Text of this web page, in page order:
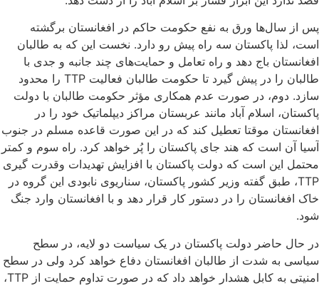
پس از سال‌ها ورق به نفع حکومت حاکم در افغانستان برگشته
است، لذا پاکستان سه راه پیش رو دارد. نخست این که به طالبان
افغانستان باج دهد و راه تعامل و حمایت‌های چند جانبه و جدی با
طالبان را در پیش گیرد تا حکومت طالبان فعالیت TTP را محدود
سازد. دوم، در صورت عدم همکاری مؤثر حکومت طالبان با دولت
پاکستان، اسلام آباد مانند عربستان مراکز دیپلماتیک خود را در
افغانستان موقتا تعطیل کند که در این صورت قاعده مسلم در جنوب
آسیا آن است که هند جای پاکستان را پُر خواهد کرد. راه سوم و کمتر
محتمل این است که دولت پاکستان با افزایش تهدیدات وقدرت گیری
TTP، طبق گفته وزیر کشور پاکستان، سناریوی نابودی این گروه در
خاک افغانستان را در دستور کار قرار دهد و با افغانستان وارد جنگ
شود.
در حال حاضر دولت پاکستان در یک سیاست دو لایه، در سطح
سیاسی به شدت از طالبان افغانستان دفاع خواهد کرد ولی در سطح
امنیتی به کابل هشدار خواهد داد که در صورت تداوم حمایت از TTP،